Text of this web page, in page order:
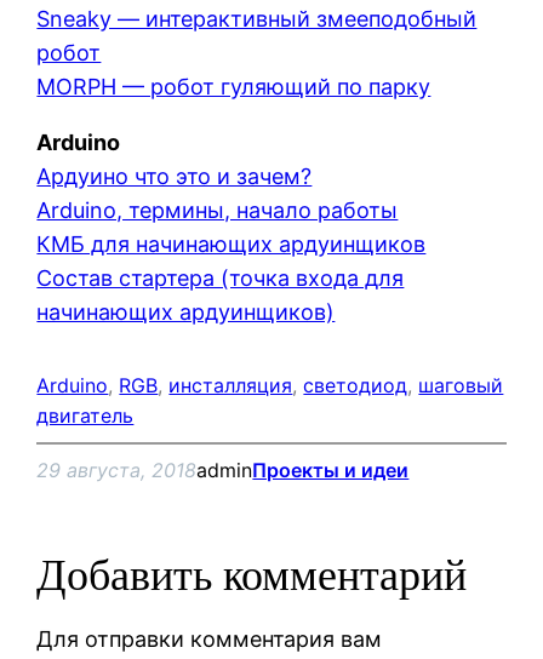
Sneaky — интерактивный змееподобный
робот
MORPH — робот гуляющий по парку
Arduino
Ардуино что это и зачем?
Arduino, термины, начало работы
КМБ для начинающих ардуинщиков
Состав стартера (точка входа для
начинающих ардуинщиков)
Arduino, RGB, инсталляция, светодиод, шаговый
двигатель
29 августа, 2018adminПроекты и идеи
Добавить комментарий
Для отправки комментария вам